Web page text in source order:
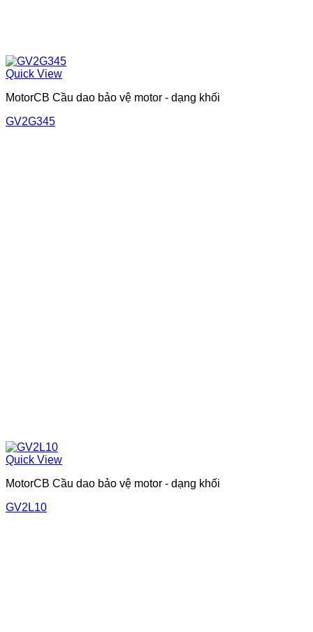
Quick View
MotorCB Cầu dao bảo vệ motor - dạng khối
GV2G345
Quick View
MotorCB Cầu dao bảo vệ motor - dạng khối
GV2L10